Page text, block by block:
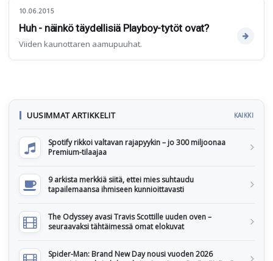
10.06.2015
Huh - näinkö täydellisiä Playboy-tytöt ovat?
Viiden kaunottaren aamupuuhat.
UUSIMMAT ARTIKKELIT KAIKKI
Spotify rikkoi valtavan rajapyykin – jo 300 miljoonaa
Premium-tilaajaa
9 arkista merkkiä siitä, ettei mies suhtaudu
tapailemaansa ihmiseen kunnioittavasti
The Odyssey avasi Travis Scottille uuden oven –
seuraavaksi tähtäimessä omat elokuvat
Spider-Man: Brand New Day nousi vuoden 2026